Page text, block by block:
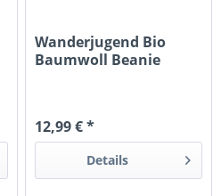
Wanderjugend Bio
Baumwoll Beanie
12,99 € *
Details